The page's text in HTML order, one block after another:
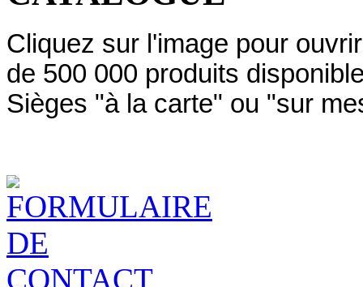
Cliquez sur l'image pour
de 500 000 produits
Sièges "à la carte" ou "sur